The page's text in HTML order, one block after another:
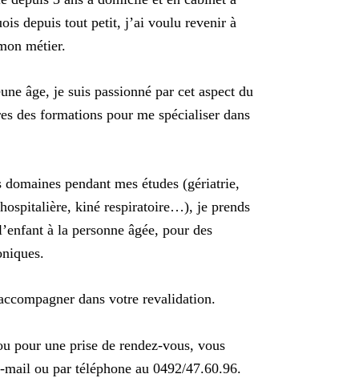
depuis tout petit, j’ai voulu revenir à
métier.
âge, je suis passionné par cet aspect du
des formations pour me spécialiser dans
pendant mes études (gériatrie,
kiné respiratoire…), je prends
à la personne âgée, pour des
dans votre revalidation.
pour une prise de rendez-vous, vous
ou par téléphone au 0492/47.60.96.